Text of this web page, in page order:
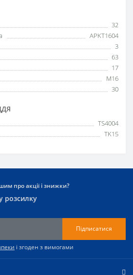
32
APKT1604
3
63
17
M16
30
TS4004
TK15
про акції і знижки?
розсилку
Підписатися
і згоден з вимогами